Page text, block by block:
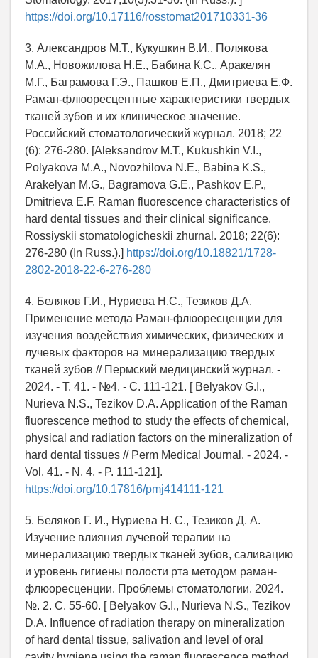
https://doi.org/10.17116/rosstomat201710331-36
3. Александров М.Т., Кукушкин В.И., Полякова
М.А., Новожилова Н.Е., Бабина К.С., Аракелян
М.Г., Баграмова Г.Э., Пашков Е.П., Дмитриева Е.Ф.
Раман-флюоресцентные характеристики твердых
тканей зубов и их клиническое значение.
Российский стоматологический журнал. 2018; 22
(6): 276-280. [Aleksandrov M.T., Kukushkin V.I.,
Polyakova M.A., Novozhilova N.E., Babina K.S.,
Arakelyan M.G., Bagramova G.E., Pashkov E.P.,
Dmitrieva E.F. Raman fluorescence characteristics of
hard dental tissues and their clinical significance.
Rossiyskii stomatologicheskii zhurnal. 2018; 22(6):
276-280 (In Russ.).] https://doi.org/10.18821/1728-
2802-2018-22-6-276-280
4. Беляков Г.И., Нуриева Н.С., Тезиков Д.А.
Применение метода Раман-флюоресценции для
изучения воздействия химических, физических и
лучевых факторов на минерализацию твердых
тканей зубов // Пермский медицинский журнал. -
2024. - Т. 41. - №4. - C. 111-121. [ Belyakov G.I.,
Nurieva N.S., Tezikov D.A. Application of the Raman
fluorescence method to study the effects of chemical,
physical and radiation factors on the mineralization of
hard dental tissues // Perm Medical Journal. - 2024. -
Vol. 41. - N. 4. - P. 111-121].
https://doi.org/10.17816/pmj414111-121
5. Беляков Г. И., Нуриева Н. С., Тезиков Д. А.
Изучение влияния лучевой терапии на
минерализацию твердых тканей зубов, саливацию
и уровень гигиены полости рта методом раман-
флюоресценции. Проблемы стоматологии. 2024.
№. 2. С. 55-60. [ Belyakov G.I., Nurieva N.S., Tezikov
D.A. Influence of radiation therapy on mineralization
of hard dental tissue, salivation and level of oral